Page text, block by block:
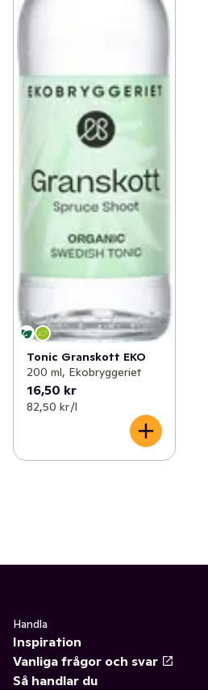
Tonic Granskott EKO
200 ml, Ekobryggeriet
16,50 kr
82,50 kr /l
Handla
Inspiration
Vanliga frågor och svar
Så handlar du